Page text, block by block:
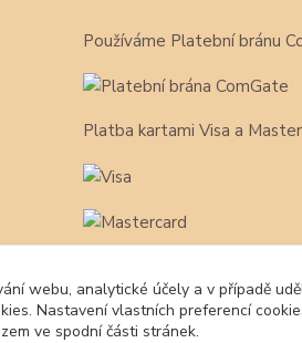
Používáme Platební bránu
Platba kartami Visa a
webu, analytické účely a v případě
Nastavení vlastních preferencí
ve spodní části stránek.